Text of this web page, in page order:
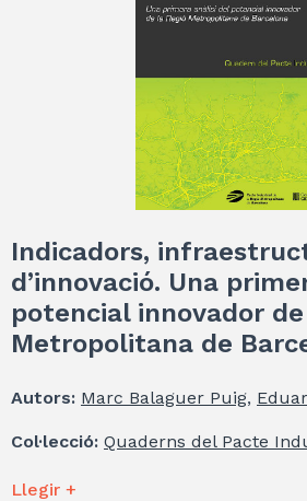
Indicadors,
d’innovació. Una
potencial innovador
Metropolitana de
Autors: Marc Balaguer Puig,
Col·lecció: Quaderns del Pacte
Llegir +